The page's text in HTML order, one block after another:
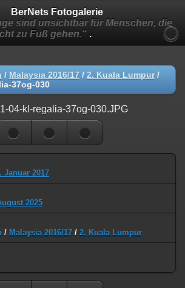
BerNets Fotogalerie
sind unsichtbar für Menschen, die
zu Fuß gehen.“ .
/ Malaysia 2016/17 / 2. Kuala Lumpur/
37og-030
Januar 2017
2025
/ Malaysia 2016/17 / 2. Kuala Lumpur